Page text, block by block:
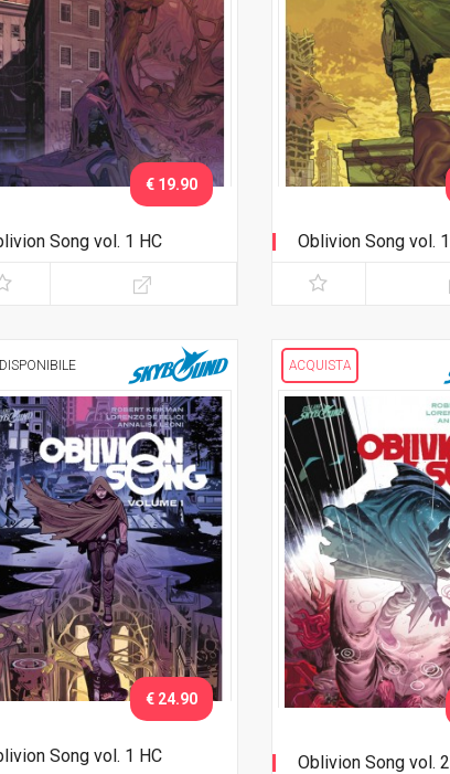
Song vol. 1 HC
€ 19.90
Oblivion Song vol. 1
Song vol. 1 HC
€ 24.90
ACQUISTA
Oblivion Song vol. 2